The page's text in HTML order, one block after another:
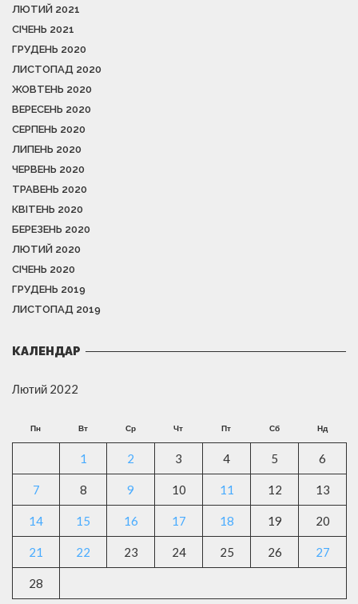
ЛЮТИЙ 2021
СІЧЕНЬ 2021
ГРУДЕНЬ 2020
ЛИСТОПАД 2020
ЖОВТЕНЬ 2020
ВЕРЕСЕНЬ 2020
СЕРПЕНЬ 2020
ЛИПЕНЬ 2020
ЧЕРВЕНЬ 2020
ТРАВЕНЬ 2020
КВІТЕНЬ 2020
БЕРЕЗЕНЬ 2020
ЛЮТИЙ 2020
СІЧЕНЬ 2020
ГРУДЕНЬ 2019
ЛИСТОПАД 2019
КАЛЕНДАР
Лютий 2022
Пн Вт Ср Чт Пт Сб Нд
1 2 3 4 5 6
7 8 9 10 11 12 13
14 15 16 17 18 19 20
21 22 23 24 25 26 27
28